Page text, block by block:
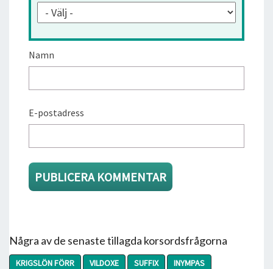
Namn
E-postadress
Några av de senaste tillagda korsordsfrågorna
KRIGSLÖN FÖRR VILDOXE SUFFIX
INYMPAS